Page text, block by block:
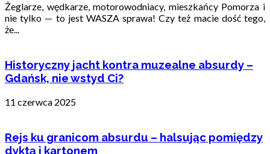
Żeglarze, wędkarze, motorowodniacy, mieszkańcy Pomorza i
nie tylko — to jest WASZA sprawa! Czy też macie dość tego,
że...
Historyczny jacht kontra muzealne absurdy –
Gdańsk, nie wstyd Ci?
11 czerwca 2025
Rejs ku granicom absurdu – halsując pomiędzy
dyktą i kartonem